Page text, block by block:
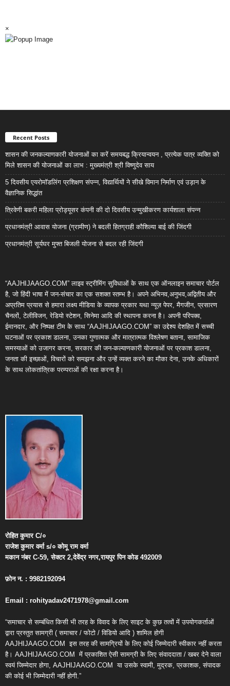
×
Recent Posts
शासन की जनकल्याणकारी योजनाओं का करें समयबद्ध क्रियान्वयन , प्रत्येक पात्र व्यक्ति को
मिले शासन की योजनाओं का लाभ : मुख्यमंत्री श्री विष्णुदेव साय
5 दिवसीय एयरोमॉडलिंग प्रशिक्षण संपन्न, विद्यार्थियों ने सीखे विमान निर्माण एवं उड़ान के
वैज्ञानिक सिद्धांत
त्रिवेणी बकरी महिला प्रोड्यूसर कंपनी की दो दिवसीय उन्मुखीकरण कार्यशाला संपन्न
प्रधानमंत्री आवास योजना (ग्रामीण) ने बदली हितग्राही कौशिल्या बाई की जिंदगी
प्रधानमंत्री सूर्यघर मुफ्त बिजली योजना से बदल रही जिंदगी
“AAJHIJAAGO.COM” लाइव स्ट्रीमिंग सुविधाओं के साथ एक ऑनलाइन समाचार पोर्टल
है, जो हिंदी भाषा में जन-संचार का एक सशक्त स्तम्भ है। अपने अभिनव,अनुभव,अद्वितीय और
अप्रतिम प्रयास से हमारा लक्ष्य मीडिया के व्यापक प्रकार यथा न्यूज़ पेपर, मैगजीन, प्रसारण
चैनलों, टेलीविजन, रेडियो स्टेशन, सिनेमा आदि की स्थापना करना है। अपनी परिपक्व,
ईमानदार, और निष्पक्ष टीम के साथ “AAJHIJAAGO.COM” का उद्देश्य देशहित में सच्ची
घटनाओं पर प्रकाश डालना, उनका गुणात्मक और मात्रात्मक विश्लेषण बताना, सामाजिक
समस्याओं को उजागर करना, सरकार की जन-कल्याणकारी योजनाओं पर प्रकाश डालना,
जनता की इच्छाओं, विचारों को समझना और उन्हें व्यक्त करने का मौका देना, उनके अधिकारों
के साथ लोकतांत्रिक परम्पराओं की रक्षा करना है।
रोहित कुमारC/०
राजेश कुमार वर्माs/० कोमू राम वर्मा
मकान नंबरC-59,सेक्टर2,देवेंद्र नगर,रायपुर पिन कोड492009
फ़ोन न. : 9982192094
Email : rohityadav2471978@gmail.com
“समाचार से सम्बंधित किसी भी तरह के विवाद के लिए साइट के कुछ तत्वों में उपयोगकर्ताओं
द्वारा प्रस्तुत सामग्री ( समाचार / फोटो / विडियो आदि ) शामिल होगी
AAJHIJAAGO.COM इस तरह की सामग्रियों के लिए कोई जिम्मेदारी स्वीकार नहीं करता
है। AAJHIJAAGO.COM में प्रकाशित ऐसी सामग्री के लिए संवाददाता / खबर देने वाला
स्वयं जिम्मेदार होगा, AAJHIJAAGO.COM या उसके स्वामी, मुद्रक, प्रकाशक, संपादक
की कोई भी जिम्मेदारी नहीं होगी.”